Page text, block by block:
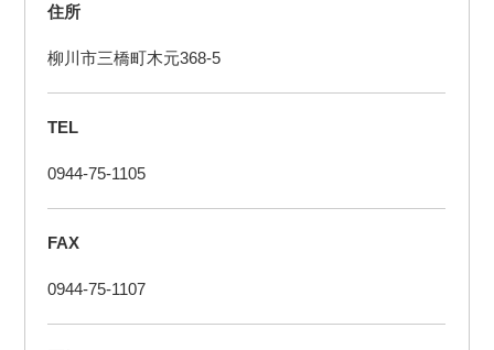
住所
柳川市三橋町木元368-5
TEL
0944-75-1105
FAX
0944-75-1107